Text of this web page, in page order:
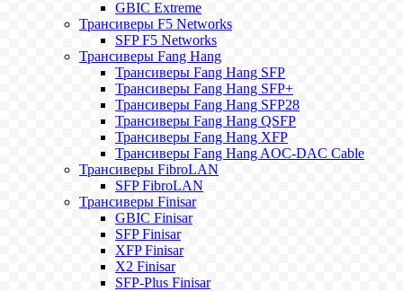
GBIC Extreme
Трансиверы F5 Networks
SFP F5 Networks
Трансиверы Fang Hang
Трансиверы Fang Hang SFP
Трансиверы Fang Hang SFP+
Трансиверы Fang Hang SFP28
Трансиверы Fang Hang QSFP
Трансиверы Fang Hang XFP
Трансиверы Fang Hang AOC-DAC Cable
Трансиверы FibroLAN
SFP FibroLAN
Трансиверы Finisar
GBIC Finisar
SFP Finisar
XFP Finisar
X2 Finisar
SFP-Plus Finisar